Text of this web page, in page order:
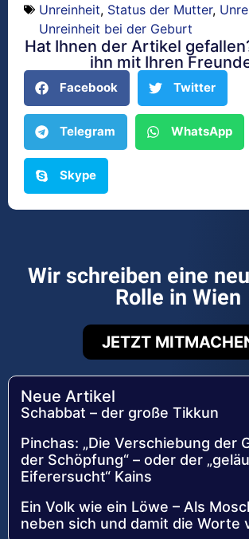
Unreinheit, Status der Mutter,
Unreinheit bei der Geburt
Hat Ihnen der Artikel
ihn mit Ihren
Facebook Twitter
Telegram WhatsApp
Skype
Wir schreiben eine
Rolle in Wien
JETZT
Neue Artikel
Schabbat – der große Tikkun
Pinchas: „Die Verschiebung der
der Schöpfung“ – oder der
Eiferersucht“ Kains
Ein Volk wie ein Löwe – Als
neben sich und damit die Worte